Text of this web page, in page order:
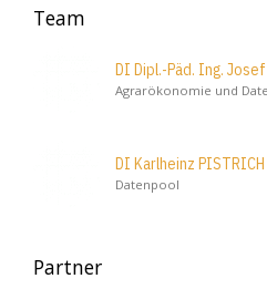
Team
DI Dipl.-Päd. Ing. Josef
Agrarökonomie und
DI Karlheinz PISTRICH
Datenpool
Partner